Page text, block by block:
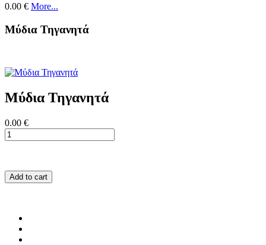
0.00 € More...
Μύδια Τηγανητά
Μύδια Τηγανητά
0.00 €
Add to cart